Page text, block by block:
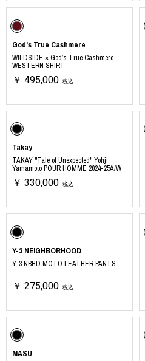
God's True Cashmere
WILDSIDE × God’s True Cashmere
WESTERN SHIRT
￥ 495,000 税込
Takay
TAKAY "Tale of Unexpected" Yohji
Yamamoto POUR HOMME 2024-25A/W
￥ 330,000 税込
Y-3 NEIGHBORHOOD
Y-3 NBHD MOTO LEATHER PANTS
￥ 275,000 税込
MASU